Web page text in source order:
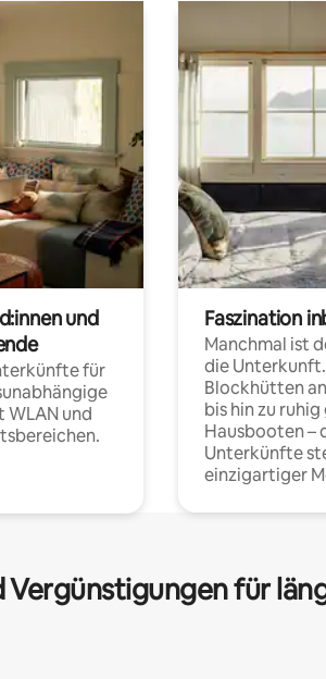
und
für
und
Faszination
Manchmal ist
die
Blockhütten
bis hin zu
Hausbooten –
Unterkünfte
einzigartiger
für